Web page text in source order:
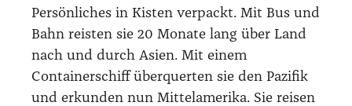
Persönliches in Kisten verpackt. Mit Bus und
Bahn reisten sie 20 Monate lang über Land
nach und durch Asien. Mit einem
Containerschiff überquerten sie den Pazifik
und erkunden nun Mittelamerika. Sie reisen